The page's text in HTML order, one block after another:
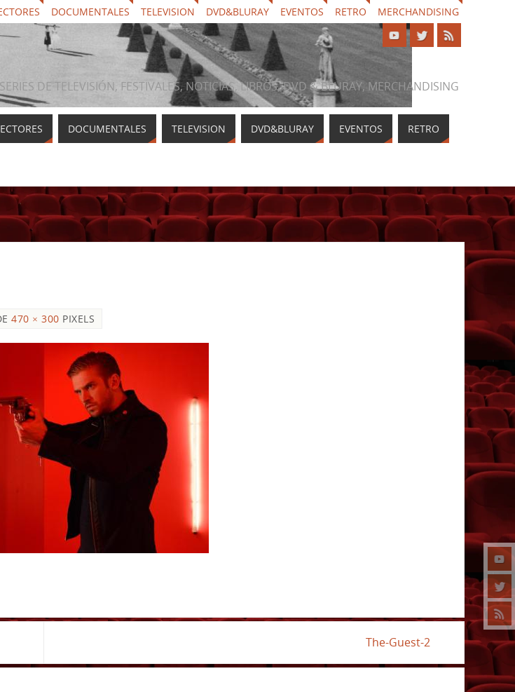
DOCUMENTALES TELEVISION DVD&BLURAY EVENTOS RETRO MERCHANDISING
DE TELEVISIÓN, FESTIVALES, NOTICIAS, LIBROS, DVD & BLURAY, MERCHANDISING
DOCUMENTALES TELEVISION DVD&BLURAY EVENTOS RETRO
470 × 300 PIXELS
The-Guest-2